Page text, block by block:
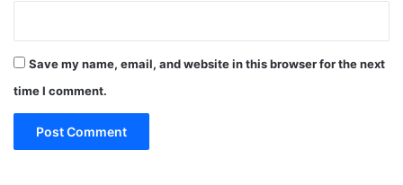
Save my name, email, and website in this browser for the next
time I comment.